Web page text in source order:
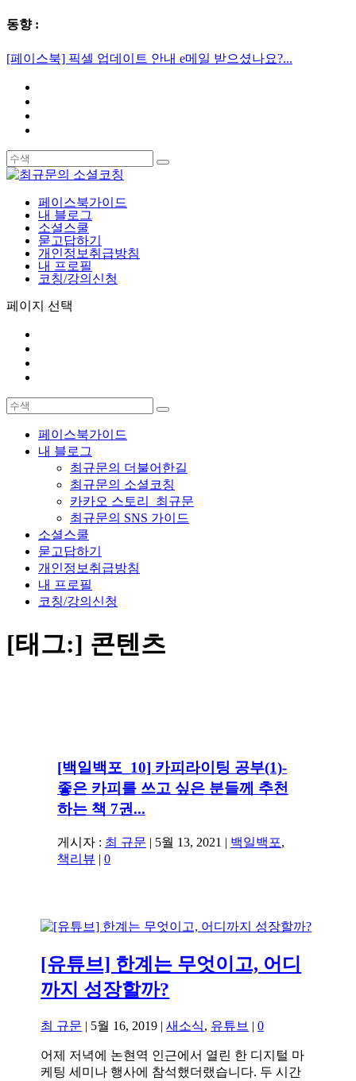
동향 :
[페이스북] 픽셀 업데이트 안내 e메일 받으셨나요?...
페이스북가이드
내 블로그
소셜스쿨
묻고답하기
개인정보취급방침
내 프로필
코칭/강의신청
페이지 선택
페이스북가이드
내 블로그
최규문의 더불어한길
최규문의 소셜코칭
카카오 스토리_최규문
최규문의 SNS 가이드
소셜스쿨
묻고답하기
개인정보취급방침
내 프로필
코칭/강의신청
[태그:] 콘텐츠
[백일백포_10] 카피라이팅 공부(1)-
좋은 카피를 쓰고 싶은 분들께 추천
하는 책 7권...
게시자 : 최 규문 | 5월 13, 2021 | 백일백포,
책리뷰 | 0
[유튜브] 한계는 무엇이고, 어디
까지 성장할까?
최 규문 | 5월 16, 2019 |새소식, 유튜브 |0
어제 저녁에 논현역 인근에서 열린 한 디지털 마
케팅 세미나 행사에 참석했더랬습니다. 두 시간